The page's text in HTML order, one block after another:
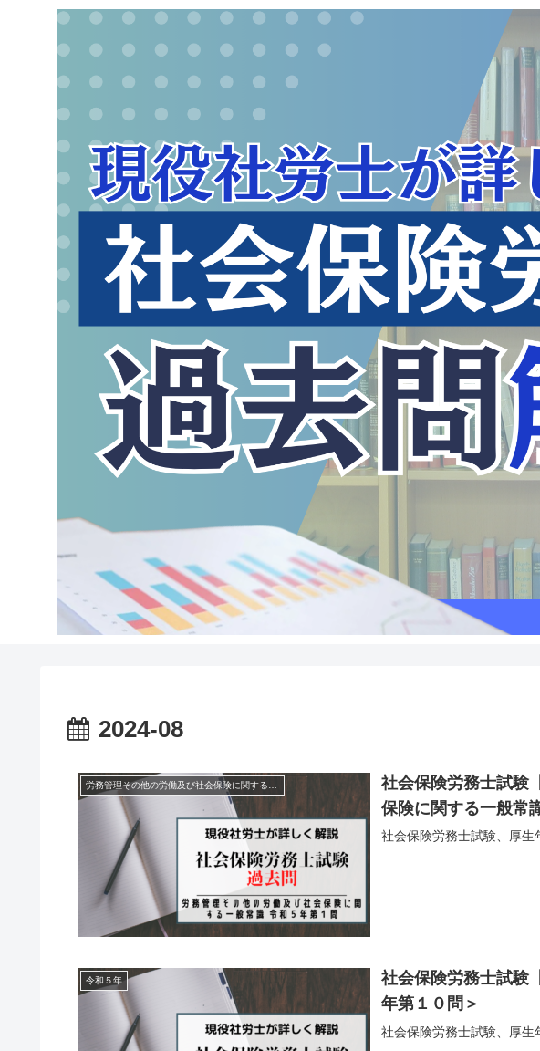
2024-08
社会保険労務士試験
保険に関する一般常
社会保険労務士試験、厚
令和５年
社会保険労務士試験
年第１０問＞
社会保険労務士試験、厚生